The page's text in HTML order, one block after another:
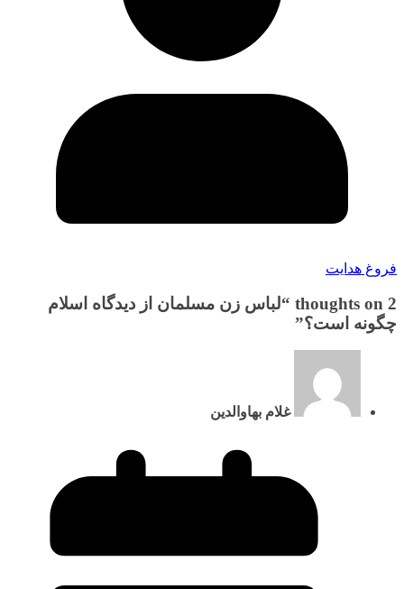
فروغ هدایت
2 thoughts on “
لباس زن مسلمان از دیدگاه اسلام
چگونه است؟”
غلام بهاوالدین